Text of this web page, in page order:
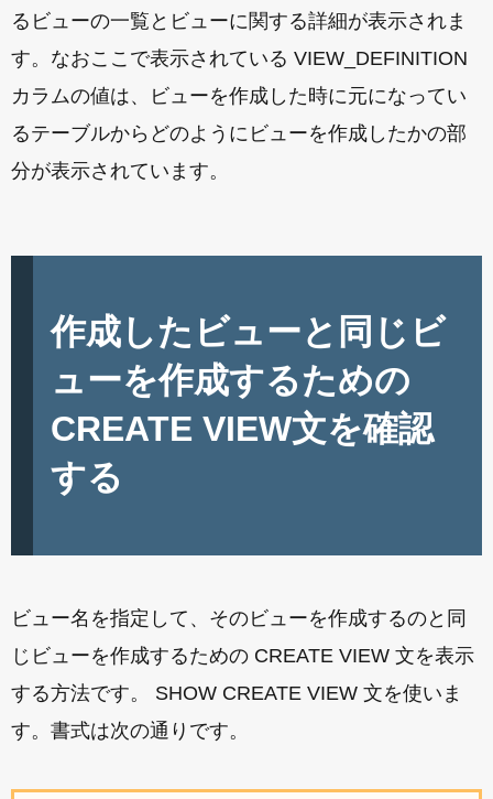
るビューの一覧とビューに関する詳細が表示されま
す。なおここで表示されている VIEW_DEFINITION
カラムの値は、ビューを作成した時に元になってい
るテーブルからどのようにビューを作成したかの部
分が表示されています。
作成したビューと同じビ
ューを作成するための
CREATE VIEW文を確認
する
ビュー名を指定して、そのビューを作成するのと同
じビューを作成するための CREATE VIEW 文を表示
する方法です。 SHOW CREATE VIEW 文を使いま
す。書式は次の通りです。